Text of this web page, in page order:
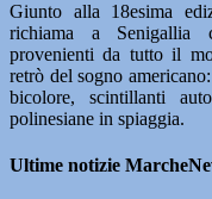
Giunto alla 18esima
richiama a Senigallia
provenienti da tutto il
retrò del sogno
bicolore, scintillanti
polinesiane in spiaggia.
Ultime notizie